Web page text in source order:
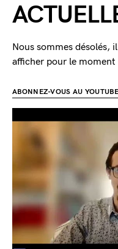
Nous sommes désolés,
afficher pour le moment
ABONNEZ-VOUS AU